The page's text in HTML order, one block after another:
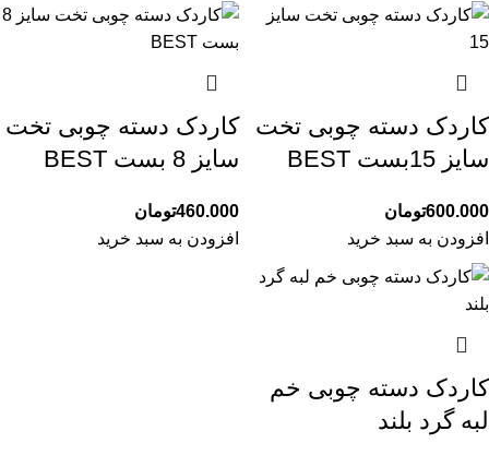
کاردک دسته چوبی تخت
سایز 15بست BEST
600.000تومان
افزودن به سبد خرید
کاردک دسته چوبی تخت
سایز 8 بست BEST
460.000تومان
افزودن به سبد خرید
کاردک دسته چوبی خم
لبه گرد بلند